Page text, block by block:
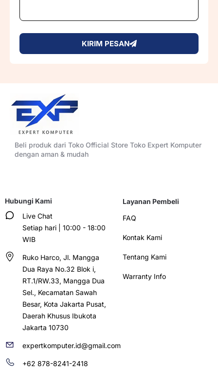
KIRIM PESAN
Beli produk dari Toko Official Store Toko Expert Komputer
dengan aman & mudah
Hubungi Kami
Live Chat
Setiap hari | 10:00 - 18:00
WIB
Ruko Harco, Jl. Mangga
Dua Raya No.32 Blok i,
RT.1/RW.33, Mangga Dua
Sel., Kecamatan Sawah
Besar, Kota Jakarta Pusat,
Daerah Khusus Ibukota
Jakarta 10730
expertkomputer.id@gmail.com
+62 878-8241-2418
Layanan Pembeli
FAQ
Kontak Kami
Tentang Kami
Warranty Info